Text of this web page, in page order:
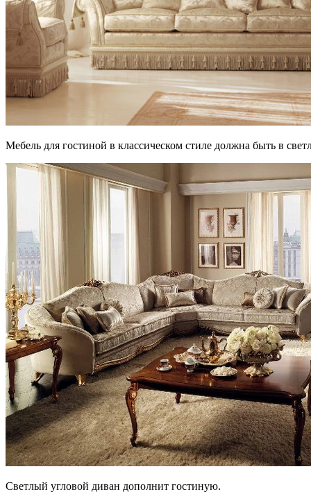
Мебель для гостиной в классическом стиле должна быть в
Светлый угловой диван дополнит гостиную.